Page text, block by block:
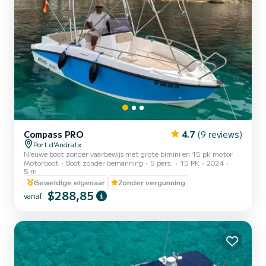
Compass PRO 4.7 (9 reviews)
Port d'Andratx
Nieuwe boot zonder vaarbewijs met grote bimini en 15 pk motor
Motorboot
Boot zonder bemanning 5 pers. 15 PK
2024
5 m
Geweldige eigenaar
Zonder vergunning
vanaf $288,85